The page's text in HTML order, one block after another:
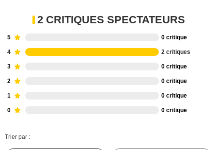
2 CRITIQUES SPECTATEURS
5 0 critique
4 2 critiques
3 0 critique
2 0 critique
1 0 critique
0 0 critique
Trier par :